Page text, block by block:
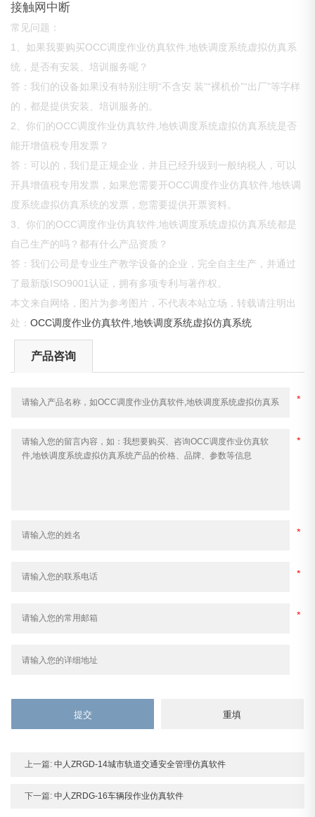
接触网中断
常见问题：
1、如果我要购买OCC调度作业仿真软件,地铁调度系统虚拟仿真系
统，是否有安装、培训服务呢？
答：我们的设备如果没有特别注明“不含安 装”“裸机价”“出厂”等字样
的，都是提供安装、培训服务的。
2、你们的OCC调度作业仿真软件,地铁调度系统虚拟仿真系统是否
能开增值税专用发票？
答：可以的，我们是正规企业，并且已经升级到一般纳税人，可以
开具增值税专用发票，如果您需要开OCC调度作业仿真软件,地铁调
度系统虚拟仿真系统的发票，您需要提供开票资料。
3、你们的OCC调度作业仿真软件,地铁调度系统虚拟仿真系统都是
自己生产的吗？都有什么产品资质？
答：我们公司是专业生产教学设备的企业，完全自主生产，并通过
了最新版ISO9001认证，拥有多项专利与著作权。
本文来自网络，图片为参考图片，不代表本站立场，转载请注明出
处：OCC调度作业仿真软件,地铁调度系统虚拟仿真系统
产品咨询
上一篇: 中人ZRGD-14城市轨道交通安全管理仿真软件
下一篇: 中人ZRDG-16车辆段作业仿真软件